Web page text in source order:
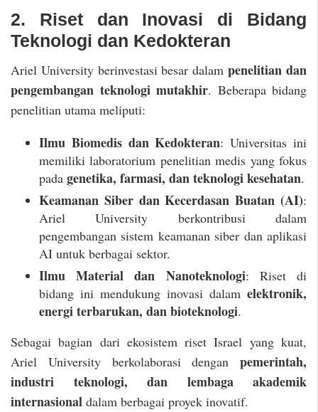
2. Riset dan Inovasi di Bidang
Teknologi dan Kedokteran
Ariel University berinvestasi besar dalampenelitian dan
pengembangan teknologi mutakhir. Beberapa bidang
penelitian utama meliputi:
Ilmu Biomedis dan Kedokteran: Universitas ini
memiliki laboratorium penelitian medis yang fokus
pada genetika, farmasi, dan teknologi kesehatan.
Keamanan Siber dan Kecerdasan Buatan (AI):
Ariel University berkontribusi dalam
pengembangan sistem keamanan siber dan aplikasi
AI untuk berbagai sektor.
Ilmu Material dan Nanoteknologi: Riset di
bidang ini mendukung inovasi dalam elektronik,
energi terbarukan, dan bioteknologi.
Sebagai bagian dari ekosistem riset Israel yang kuat,
Ariel University berkolaborasi dengan pemerintah,
industri teknologi, dan lembaga akademik
internasional dalam berbagai proyek inovatif.